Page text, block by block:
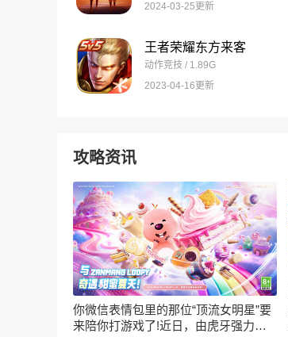
2024-03-25更新
王者荣耀东方来客
动作竞技 / 1.89G
2023-04-16更新
攻略资讯
你微信表情包里的那位“顶流女明星”要
来陪你打游戏了!近日，由虎牙强力发